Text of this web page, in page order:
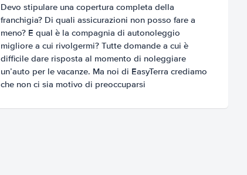
Devo stipulare una copertura completa della
franchigia? Di quali assicurazioni non posso fare a
meno? E qual è la compagnia di autonoleggio
migliore a cui rivolgermi? Tutte domande a cui è
difficile dare risposta al momento di noleggiare
un’auto per le vacanze. Ma noi di EasyTerra crediamo
che non ci sia motivo di preoccuparsi